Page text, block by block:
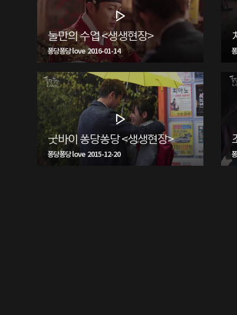
둘만의 수업 <생생현장>
퐁당퐁당 love 2016-01-14
굿바이 퐁당퐁당 <생생현장>
퐁당퐁당 love 2015-12-20